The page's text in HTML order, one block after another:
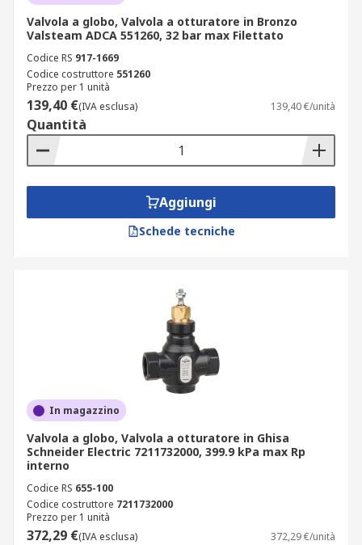
Valvola a globo, Valvola a otturatore in Bronzo
Valsteam ADCA 551260, 32 bar max Filettato
Codice RS 917-1669
Codice costruttore 551260
Prezzo per 1 unità
139,40 €(IVA esclusa) 139,40 €/unità
Quantità
Aggiungi
Schede tecniche
In magazzino
Valvola a globo, Valvola a otturatore in Ghisa
Schneider Electric 7211732000, 399.9 kPa max Rp
interno
Codice RS 655-100
Codice costruttore 7211732000
Prezzo per 1 unità
372,29 €(IVA esclusa) 372,29 €/unità